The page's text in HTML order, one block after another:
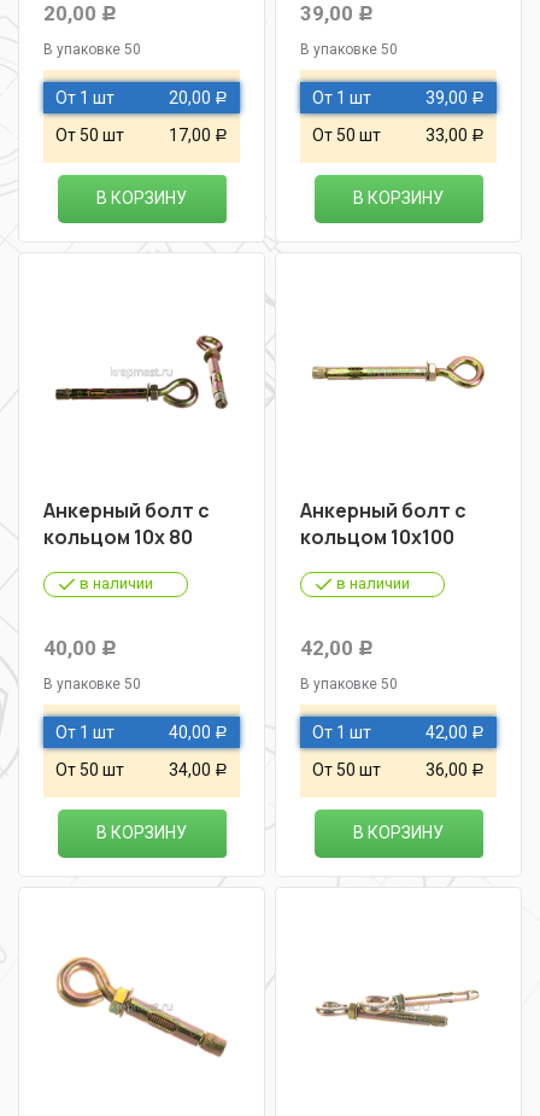
20,00 Р
В упаковке 50
От 1 шт 20,00 Р
От 50 шт 17,00 Р
В КОРЗИНУ
39,00 Р
В упаковке 50
От 1 шт 39,00 Р
От 50 шт 33,00 Р
В КОРЗИНУ
Анкерный болт с
кольцом 10х 80
в наличии
40,00 Р
В упаковке 50
От 1 шт 40,00 Р
От 50 шт 34,00 Р
В КОРЗИНУ
Анкерный болт с
кольцом 10х100
в наличии
42,00 Р
В упаковке 50
От 1 шт 42,00 Р
От 50 шт 36,00 Р
В КОРЗИНУ